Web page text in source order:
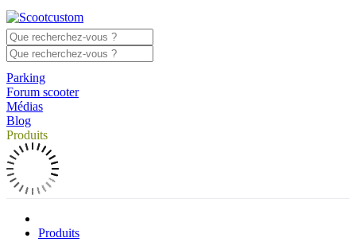
Parking
Forum scooter
Médias
Blog
Produits
Produits